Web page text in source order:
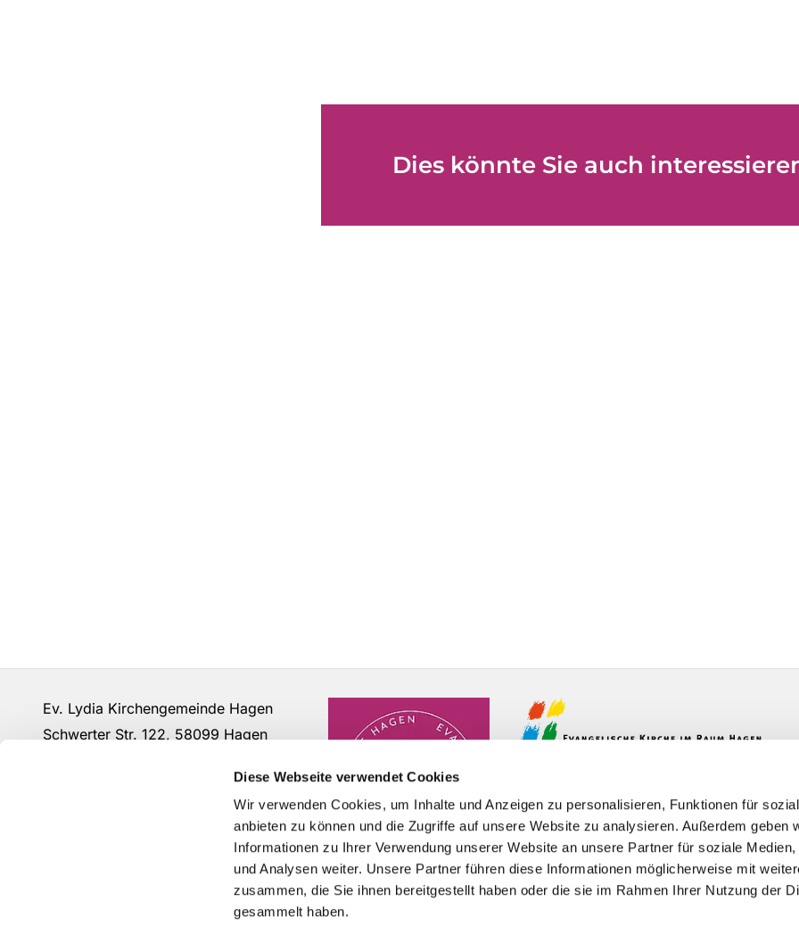
Diese Webseite verwendet Cookies
Wir verwenden Cookies, um Inhalte und Anzeigen zu personalisieren, Funktionen für
anbieten zu können und die Zugriffe auf unsere Website zu analysieren. Außerdem geben
Informationen zu Ihrer Verwendung unserer Website an unsere Partner für soziale Medien,
und Analysen weiter. Unsere Partner führen diese Informationen möglicherweise mit
zusammen, die Sie ihnen bereitgestellt haben oder die sie im Rahmen Ihrer Nutzung der
gesammelt haben.
Dies könnte Sie auch
Ev. Lydia Kirchengemeinde Hagen
Schwerter Str. 122, 58099 Hagen